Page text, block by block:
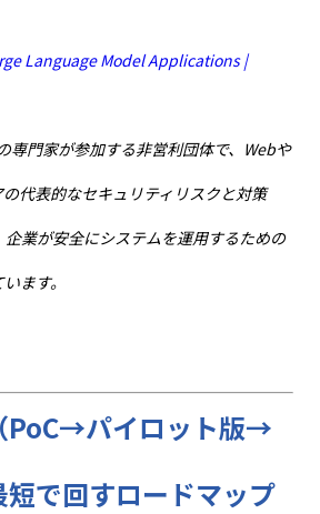
Language Model Applications |
専門家が参加する非営利団体で、Webや
代表的なセキュリティリスクと対策
企業が安全にシステムを運用するための
ます。
PoC→パイロット版→
で回すロードマップ